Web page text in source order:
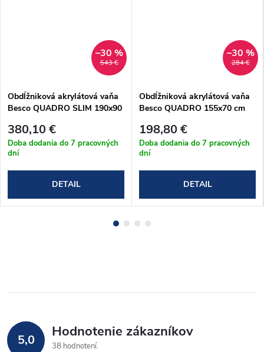
543 €
–30 %
Obdĺžniková akrylátová vaňa
Besco QUADRO SLIM 190x90
380,10 €
Doba dodania do 7 pracovných
dní
DETAIL
284 €
–30 %
Obdĺžniková akrylátová vaňa
Besco QUADRO 155x70 cm
198,80 €
Doba dodania do 7 pracovných
dní
DETAIL
5,0 Hodnotenie zákazníkov
38 hodnotení